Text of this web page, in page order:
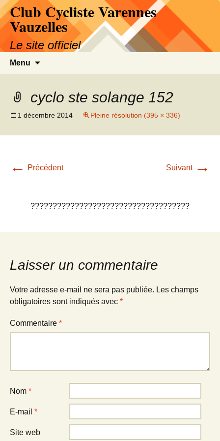
Aller
au
contenu
Club Cycliste Varennes
Vauzelles
Le site officiel
Menu
cyclo ste solange 152
1 décembre 2014 Pleine résolution (395 × 336)
← Précédent Suivant →
????????????????????????????????????
Laisser un commentaire
Votre adresse e-mail ne sera pas publiée. Les champs
obligatoires sont indiqués avec *
Commentaire *
Nom *
E-mail *
Site web